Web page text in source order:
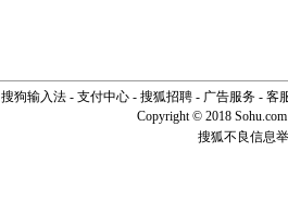
搜狗输入法- 支付中心- 搜狐招聘- 广告服务- 客
Copyright © 2018
搜狐不良信息